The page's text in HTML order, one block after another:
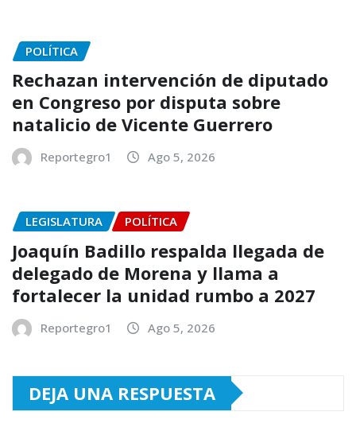
POLÍTICA
Rechazan intervención de diputado
en Congreso por disputa sobre
natalicio de Vicente Guerrero
Reportegro1 Ago 5, 2026
LEGISLATURA POLÍTICA
Joaquín Badillo respalda llegada de
delegado de Morena y llama a
fortalecer la unidad rumbo a 2027
Reportegro1 Ago 5, 2026
DEJA UNA RESPUESTA